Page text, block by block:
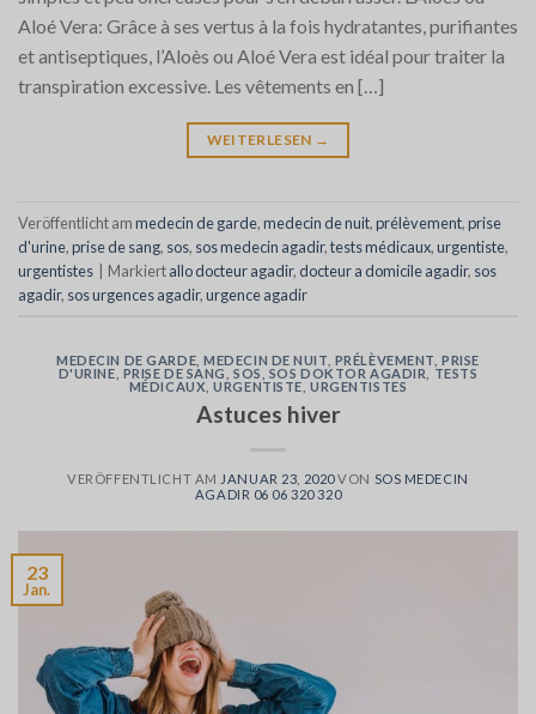
Aloé Vera: Grâce à ses vertus à la fois hydratantes, purifiantes
et antiseptiques, l’Aloès ou Aloé Vera est idéal pour traiter la
transpiration excessive. Les vêtements en […]
WEITERLESEN →
Veröffentlicht ammedecin de garde,medecin de nuit,prélèvement,prise
d'urine,prise de sang, sos, sos medecin agadir,tests médicaux,urgentiste,
urgentistes
Markiertallo docteur agadir, docteur a domicile agadir, sos
agadir, sos urgences agadir,urgence agadir
MEDECIN DE GARDE ,MEDECIN DE NUIT PRÉLÈVEMENT ,PRISE
D'URINE PRISE DE SANG ,SOS SOS DOKTOR AGADIR
TESTS
MÉDICAUX ,URGENTISTE ,URGENTISTES
Astuces hiver
VERÖFFENTLICHT AM JANUAR 23, 2020VON SOS MEDECIN
AGADIR 06 06 320 320
23
Jan.